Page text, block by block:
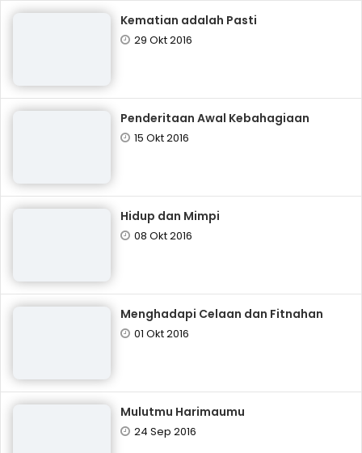
Kematian adalah Pasti
29 Okt 2016
Penderitaan Awal Kebahagiaan
15 Okt 2016
Hidup dan Mimpi
08 Okt 2016
Menghadapi Celaan dan Fitnahan
01 Okt 2016
Mulutmu Harimaumu
24 Sep 2016